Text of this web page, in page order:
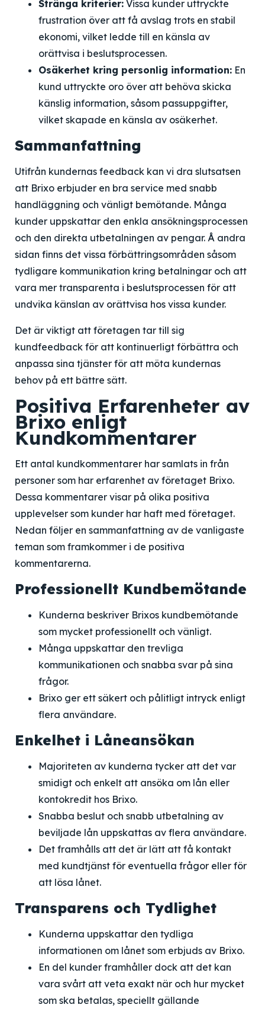
Stränga kriterier: Vissa kunder uttryckte
frustration över att få avslag trots en stabil
ekonomi, vilket ledde till en känsla av
orättvisa i beslutsprocessen.
Osäkerhet kring personlig information: En
kund uttryckte oro över att behöva skicka
känslig information, såsom passuppgifter,
vilket skapade en känsla av osäkerhet.
Sammanfattning
Utifrån kundernas feedback kan vi dra slutsatsen
att Brixo erbjuder en bra service med snabb
handläggning och vänligt bemötande. Många
kunder uppskattar den enkla ansökningsprocessen
och den direkta utbetalningen av pengar. Å andra
sidan finns det vissa förbättringsområden såsom
tydligare kommunikation kring betalningar och att
vara mer transparenta i beslutsprocessen för att
undvika känslan av orättvisa hos vissa kunder.
Det är viktigt att företagen tar till sig
kundfeedback för att kontinuerligt förbättra och
anpassa sina tjänster för att möta kundernas
behov på ett bättre sätt.
Positiva Erfarenheter av
Brixo enligt
Kundkommentarer
Ett antal kundkommentarer har samlats in från
personer som har erfarenhet av företaget Brixo.
Dessa kommentarer visar på olika positiva
upplevelser som kunder har haft med företaget.
Nedan följer en sammanfattning av de vanligaste
teman som framkommer i de positiva
kommentarerna.
Professionellt Kundbemötande
Kunderna beskriver Brixos kundbemötande
som mycket professionellt och vänligt.
Många uppskattar den trevliga
kommunikationen och snabba svar på sina
frågor.
Brixo ger ett säkert och pålitligt intryck enligt
flera användare.
Enkelhet i Låneansökan
Majoriteten av kunderna tycker att det var
smidigt och enkelt att ansöka om lån eller
kontokredit hos Brixo.
Snabba beslut och snabb utbetalning av
beviljade lån uppskattas av flera användare.
Det framhålls att det är lätt att få kontakt
med kundtjänst för eventuella frågor eller för
att lösa lånet.
Transparens och Tydlighet
Kunderna uppskattar den tydliga
informationen om lånet som erbjuds av Brixo.
En del kunder framhåller dock att det kan
vara svårt att veta exakt när och hur mycket
som ska betalas, speciellt gällande